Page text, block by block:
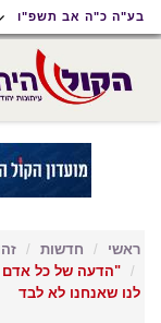
תפריט
נגישות
תפריט
ראשי
תוכן
ראשי
בע"ה כ"ה אב תשפ"ו
ראשי חדשות
"הדעה של כל אדם
לנו שאנחנו לא לבד